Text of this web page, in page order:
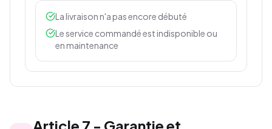
La livraison n'a pas encore débuté
Le service commandé est indisponible ou
en maintenance
Article 7 - Garantie et